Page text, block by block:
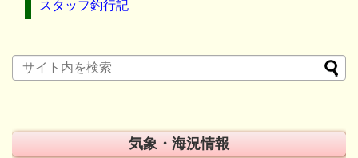
スタッフ釣行記
気象・海況情報